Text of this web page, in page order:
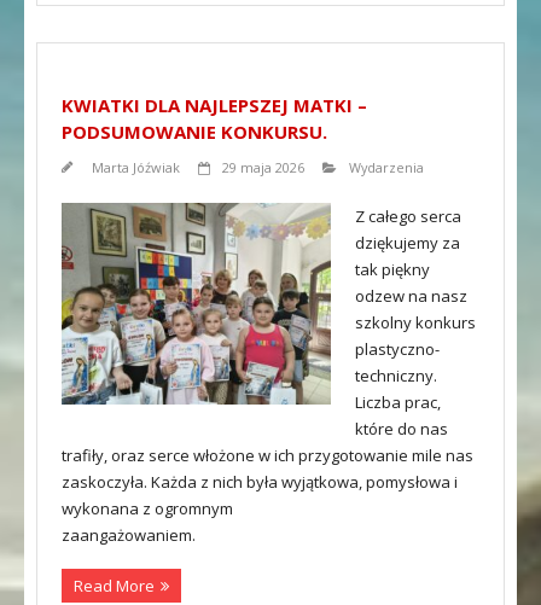
KWIATKI DLA NAJLEPSZEJ MATKI –
PODSUMOWANIE KONKURSU.
Marta Jóźwiak 29 maja 2026 Wydarzenia
Z całego serca
dziękujemy za
tak piękny
odzew na nasz
szkolny konkurs
plastyczno-
techniczny.
Liczba prac,
które do nas
trafiły, oraz serce włożone w ich przygotowanie mile nas
zaskoczyła. Każda z nich była wyjątkowa, pomysłowa i
wykonana z ogromnym
zaangażowaniem.
Read More